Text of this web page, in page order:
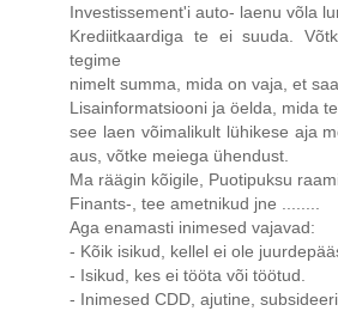
Investissement'i auto- laenu võla
Krediitkaardiga te ei suuda.
tegime
nimelt summa, mida on vaja, et
Lisainformatsiooni ja öelda, mida
see laen võimalikult lühikese aja
aus, võtke meiega ühendust.
Ma räägin kõigile, Puotipuksu
Finants-, tee ametnikud jne ........
Aga enamasti inimesed vajavad:
- Kõik isikud, kellel ei ole
- Isikud, kes ei tööta või töötud.
- Inimesed CDD, ajutine,